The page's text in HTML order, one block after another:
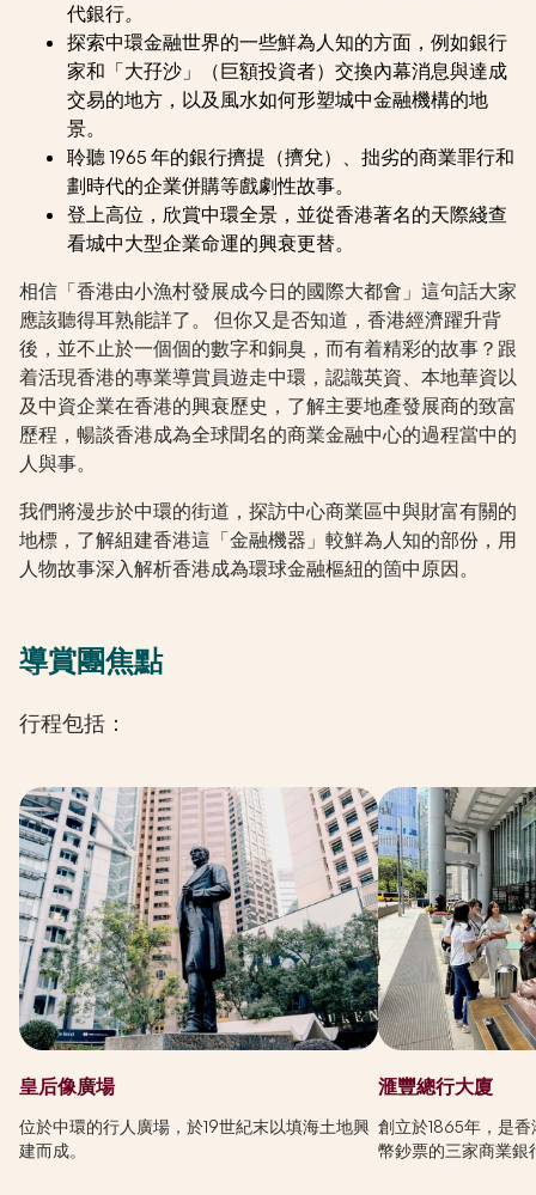
代銀行。
探索中環金融世界的一些鮮為人知的方面，例如銀行
家和「大孖沙」（巨額投資者）交換內幕消息與達成
交易的地方，以及風水如何形塑城中金融機構的地
景。
聆聽 1965 年的銀行擠提（擠兌）、拙劣的商業罪行和
劃時代的企業併購等戲劇性故事。
登上高位，欣賞中環全景，並從香港著名的天際綫查
看城中大型企業命運的興衰更替。
相信「香港由小漁村發展成今日的國際大都會」這句話大家
應該聽得耳熟能詳了。 但你又是否知道，香港經濟躍升背
後，並不止於一個個的數字和銅臭，而有着精彩的故事？跟
着活現香港的專業導賞員遊走中環，認識英資、本地華資以
及中資企業在香港的興衰歷史，了解主要地產發展商的致富
歷程，暢談香港成為全球聞名的商業金融中心的過程當中的
人與事。
我們將漫步於中環的街道，探訪中心商業區中與財富有關的
地標，了解組建香港這「金融機器」較鮮為人知的部份，用
人物故事深入解析香港成為環球金融樞紐的箇中原因。
導賞團焦點
行程包括：
皇后像廣場
位於中環的行人廣場，於19世紀末以填海土地興
建而成。
滙豐總行大廈
創立於1865年，是
幣鈔票的三家商業銀